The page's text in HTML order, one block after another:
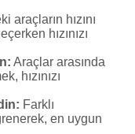
araçların hızını
hızınızı
Araçlar arasında
hızınızı
Farklı
en uygun